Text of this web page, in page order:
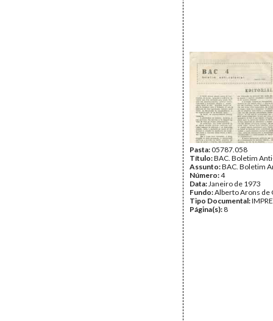
Pasta:05787.058
Título:BAC. Boletim
Assunto:BAC. Boletim
Número:4
Data:Janeiro de 1973
Fundo:Alberto Arons de
Tipo Documental:
Página(s): 8